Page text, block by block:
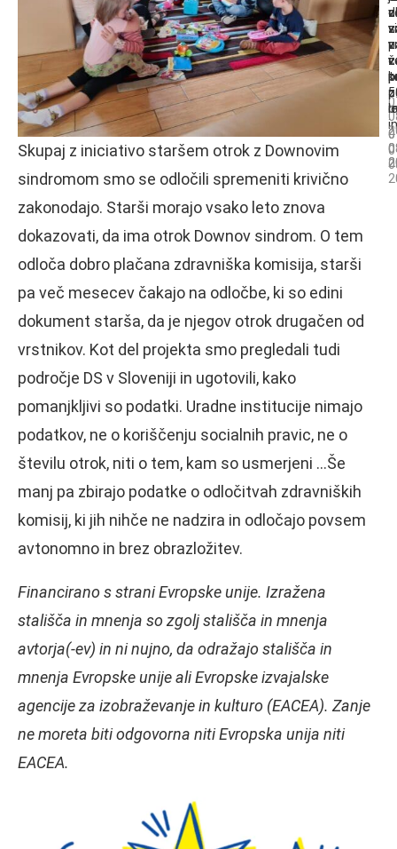
Skupaj z iniciativo staršem otrok z Downovim
sindromom smo se odločili spremeniti krivično
zakonodajo. Starši morajo vsako leto znova
dokazovati, da ima otrok Downov sindrom. O tem
odloča dobro plačana zdravniška komisija, starši
pa več mesecev čakajo na odločbe, ki so edini
dokument starša, da je njegov otrok drugačen od
vrstnikov. Kot del projekta smo pregledali tudi
področje DS v Sloveniji in ugotovili, kako
pomanjkljivi so podatki. Uradne institucije nimajo
podatkov, ne o koriščenju socialnih pravic, ne o
številu otrok, niti o tem, kam so usmerjeni …Še
manj pa zbirajo podatke o odločitvah zdravniških
komisij, ki jih nihče ne nadzira in odločajo povsem
avtonomno in brez obrazložitev.
Financirano s strani Evropske unije. Izražena
stališča in mnenja so zgolj stališča in mnenja
avtorja(-ev) in ni nujno, da odražajo stališča in
mnenja Evropske unije ali Evropske izvajalske
agencije za izobraževanje in kulturo (EACEA). Zanje
ne moreta biti odgovorna niti Evropska unija niti
EACEA.
v
z